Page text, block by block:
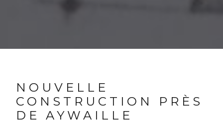
NOUVELLE
CONSTRUCTION PRÈS
DE AYWAILLE